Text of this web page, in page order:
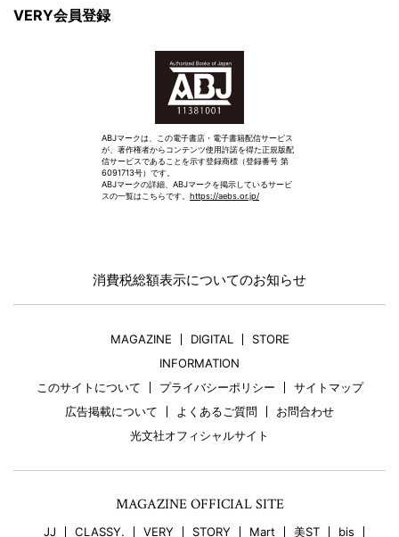
VERY会員登録
ABJマークは、この電子書店・電子書籍配信サービス
が、著作権者からコンテンツ使用許諾を得た正規版配
信サービスであることを示す登録商標（登録番号 第
6091713号）です。
ABJマークの詳細、ABJマークを掲示しているサービ
スの一覧はこちらです。 https://aebs.or.jp/
消費税総額表示についてのお知らせ
MAGAZINE DIGITAL
STORE
INFORMATION
このサイトについて
プライバシーポリシー
サイトマップ
広告掲載について
よくあるご質問
お問合わせ
光文社オフィシャルサイト
MAGAZINE OFFICIAL SITE
JJ CLASSY. VERY STORY Mart 美ST bis